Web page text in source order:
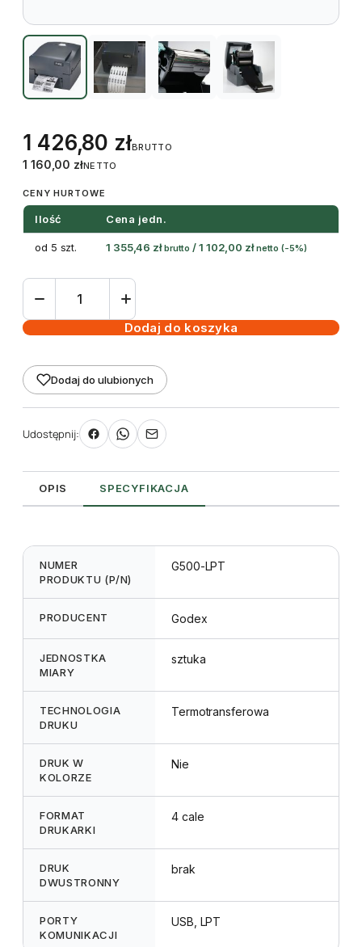
1 426,80 złBRUTTO
1 160,00 złNETTO
CENY HURTOWE
Ilość Cena jedn.
od 5 szt. 1 355,46 zł brutto /1 102,00 zł netto (-5%)
ilość
Drukarka
etykiet
G500
LPT
Dodaj do koszyka
Dodaj do ulubionych
Udostępnij:
OPIS SPECYFIKACJA
NUMER
PRODUKTU (P/N)
G500-LPT
PRODUCENT Godex
JEDNOSTKA
MIARY
sztuka
TECHNOLOGIA
DRUKU
Termotransferowa
DRUK W
KOLORZE
Nie
FORMAT
DRUKARKI
4 cale
DRUK
DWUSTRONNY
brak
PORTY
KOMUNIKACJI
USB, LPT